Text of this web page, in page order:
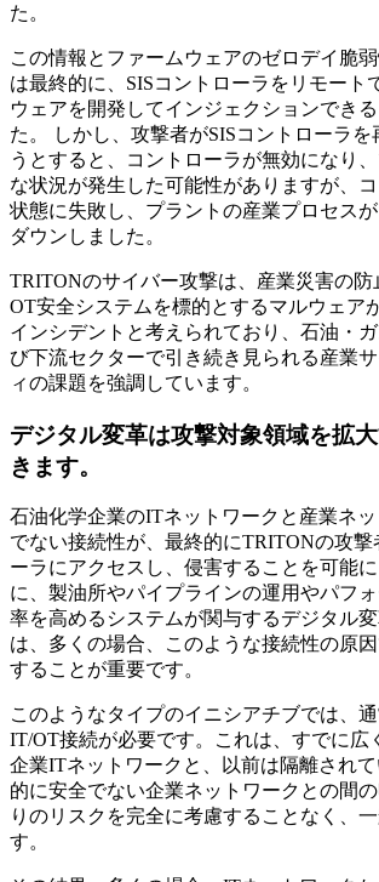
た。
この情報とファームウェアのゼロデイ脆
は最終的に、SISコントローラをリモート
ウェアを開発してインジェクションでき
た。 しかし、攻撃者がSISコントローラを
うとすると、コントローラが無効になり
な状況が発生した可能性がありますが、
状態に失敗し、プラントの産業プロセス
ダウンしました。
TRITONのサイバー攻撃は、産業災害の防
OT安全システムを標的とするマルウェア
インシデントと考えられており、石油・
び下流セクターで引き続き見られる産業
ィの課題を強調しています。
デジタル変革は攻撃対象領域を拡
きます。
石油化学企業のITネットワークと産業ネ
でない接続性が、最終的にTRITONの攻撃
ーラにアクセスし、侵害することを可能
に、製油所やパイプラインの運用やパフ
率を高めるシステムが関与するデジタル
は、多くの場合、このような接続性の原
することが重要です。
このようなタイプのイニシアチブでは、
IT/OT接続が必要です。これは、すでに広
企業ITネットワークと、以前は隔離され
的に安全でない企業ネットワークとの間
りのリスクを完全に考慮することなく、
す。